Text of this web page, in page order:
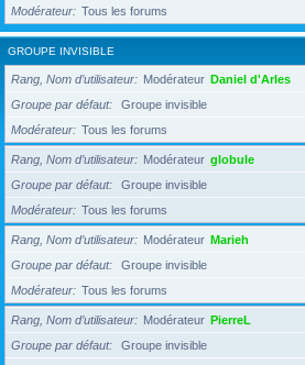
Modérateur
Tous les forums
GROUPE INVISIBLE
Rang, Nom d’utilisateur Modérateur Daniel d'Arles
Groupe par défaut
Groupe invisible
Modérateur
Tous les forums
Rang, Nom d’utilisateur Modérateur globule
Groupe par défaut
Groupe invisible
Modérateur
Tous les forums
Rang, Nom d’utilisateur Modérateur Marieh
Groupe par défaut
Groupe invisible
Modérateur
Tous les forums
Rang, Nom d’utilisateur Modérateur PierreL
Groupe par défaut
Groupe invisible